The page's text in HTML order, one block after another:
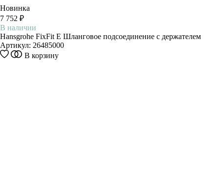
Новинка
7 752 ₽
В наличии
Hansgrohe FixFit E Шланговое подсоединение с держателем
Артикул: 26485000
В корзину